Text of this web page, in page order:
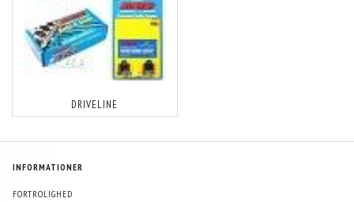
DRIVELINE
INFORMATIONER
FORTROLIGHED